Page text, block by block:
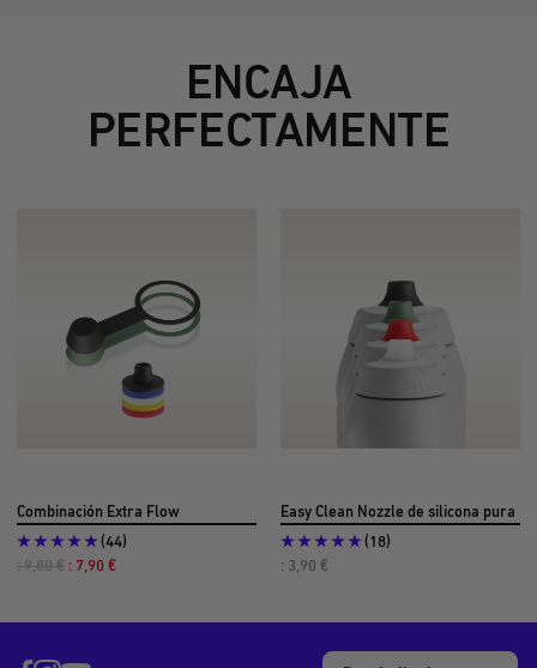
ENCAJA
PERFECTAMENTE
Combinación Extra Flow
(44)
Precio
: 7,90 €
Precio
: 9,80 €
Easy Clean Nozzle de silicona pura
(18)
Precio
: 3,90 €